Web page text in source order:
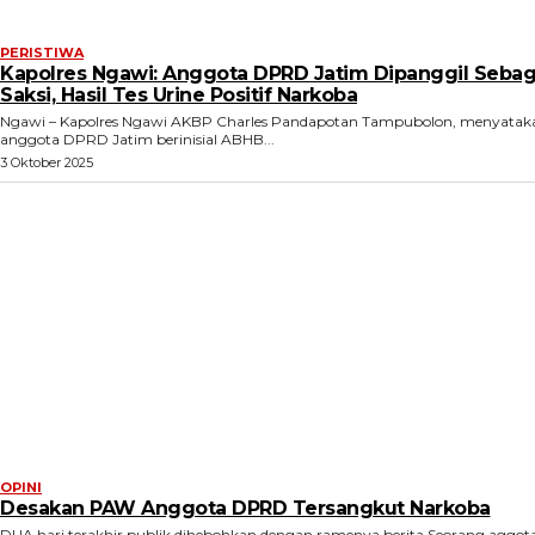
PERISTIWA
Kapolres Ngawi: Anggota DPRD Jatim Dipanggil
Saksi, Hasil Tes Urine Positif Narkoba
Ngawi – Kapolres Ngawi AKBP Charles Pandapotan Tampubolon,
anggota DPRD Jatim berinisial ABHB...
3 Oktober 2025
OPINI
Desakan PAW Anggota DPRD Tersangkut Narkoba